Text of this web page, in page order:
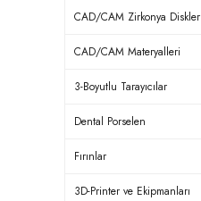
CAD/CAM Zirkonya Diskler
CAD/CAM Materyalleri
3-Boyutlu Tarayıcılar
Dental Porselen
Fırınlar
3D-Printer ve Ekipmanları